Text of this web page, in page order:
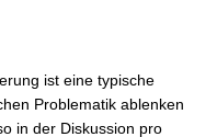
ist eine typische
Problematik ablenken
in der Diskussion pro